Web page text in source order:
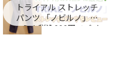
トライアル ストレッチ
パンツ 「ノビルノ」口
コミ！税込998円でバイ
ト用のズボンに最適！